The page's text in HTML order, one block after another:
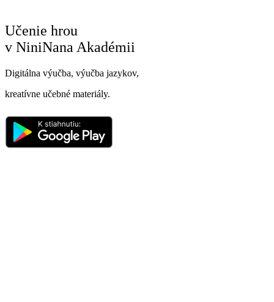
Učenie hrou
v NiniNana Akadémii
Digitálna výučba, výučba jazykov,
kreatívne učebné materiály.